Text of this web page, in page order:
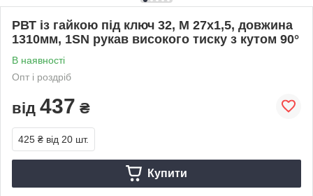
РВТ із гайкою під ключ 32, М 27х1,5, довжина
1310мм, 1SN рукав високого тиску з кутом 90°
В наявності
Опт і роздріб
від 437 ₴
425 ₴ від 20 шт.
Купити